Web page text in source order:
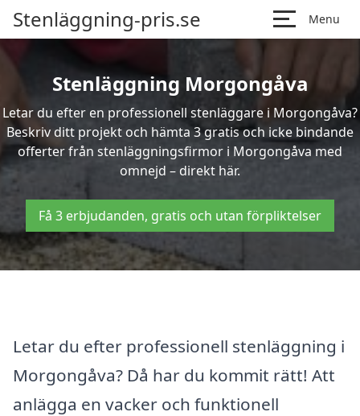
Stenläggning-pris.se Menu
Stenläggning Morgongåva
Letar du efter en professionell stenläggare i Morgongåva?
Beskriv ditt projekt och hämta 3 gratis och icke bindande
offerter från stenläggningsfirmor i Morgongåva med
omnejd – direkt här.
Få 3 erbjudanden, gratis och utan förpliktelser
Letar du efter professionell stenläggning i
Morgongåva? Då har du kommit rätt! Att
anlägga en vacker och funktionell